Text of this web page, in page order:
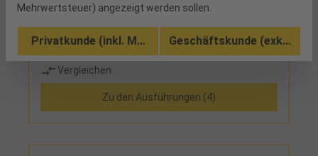
Schlauchhaltekraft, geriffelte Griffmulde
Vergleichen
Zu den Ausführungen (4)
Mehrwertsteuer) angezeigt werden sollen.
Privatkunde (inkl. MwSt.) Geschäftskunde (exkl.